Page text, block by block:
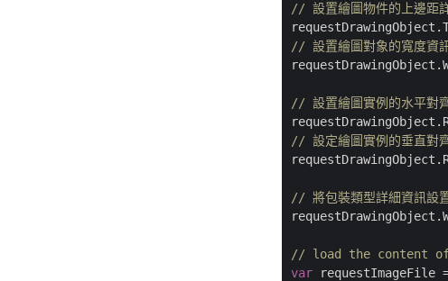
// 設置繪圖物件的上邊距
// 設置繪圖對象的寬度資訊
// 設置繪圖實例的水平對
// 設定繪圖實例的垂直對
// 將包裝類型詳細資訊設
// load the content of
var requestImageFile